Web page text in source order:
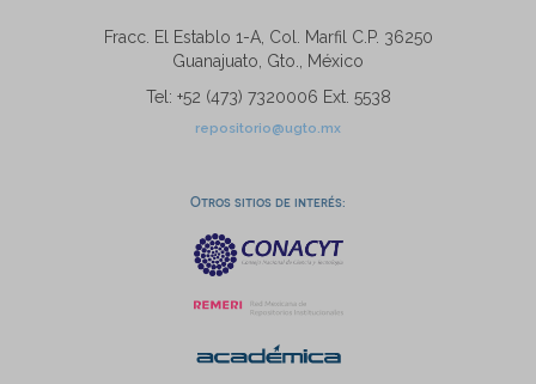
Fracc. El Establo 1-A, Col. Marfil C.P. 36250
Guanajuato, Gto., México
Tel: +52 (473) 7320006 Ext. 5538
repositorio@ugto.mx
Otros sitios de interés: